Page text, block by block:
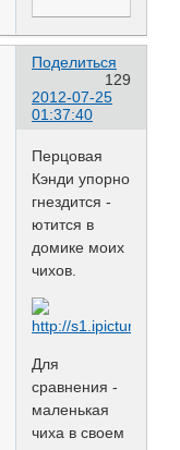
Поделиться
129
2012-07-25
01:37:40
Перцовая
Кэнди упорно
гнездится -
ютится в
домике моих
чихов.
Для
сравнения -
маленькая
чиха в своем